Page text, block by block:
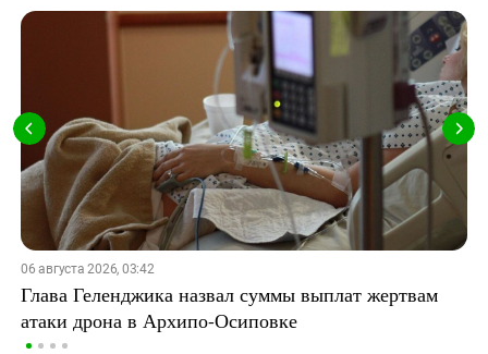
06 августа 2026, 03:42
Глава Геленджика назвал суммы выплат жертвам
атаки дрона в Архипо-Осиповке